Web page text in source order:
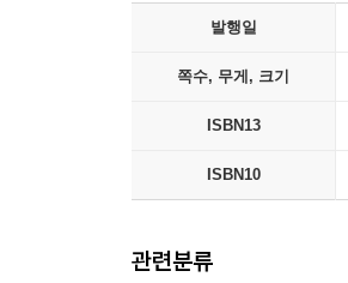
발행일
쪽수, 무게, 크기
ISBN13
ISBN10
관련분류